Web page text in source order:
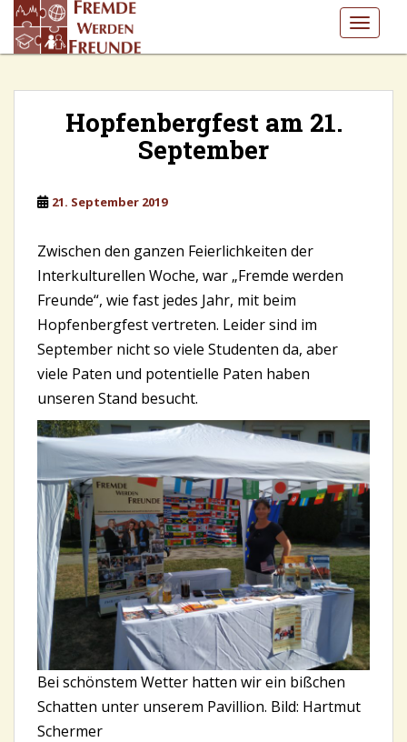
i
Hopfenbergfest am 21.
September
21. September 2019
Zwischen den ganzen Feierlichkeiten der
Interkulturellen Woche, war „Fremde werden
Freunde“, wie fast jedes Jahr, mit beim
Hopfenbergfest vertreten. Leider sind im
September nicht so viele Studenten da, aber
viele Paten und potentielle Paten haben
unseren Stand besucht.
Bei schönstem Wetter hatten wir ein bißchen
Schatten unter unserem Pavillion. Bild: Hartmut
Schermer